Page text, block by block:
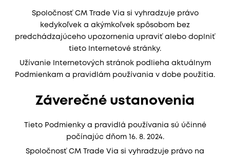
Spoločnosť CM Trade Via si vyhradzuje právo
kedykoľvek a akýmkoľvek spôsobom bez
predchádzajúceho upozornenia upraviť alebo doplniť
tieto Internetové stránky.
Užívanie Internetových stránok podlieha aktuálnym
Podmienkam a pravidlám používania v dobe použitia.
Záverečné ustanovenia
Tieto Podmienky a pravidlá používania sú účinné
počínajúc dňom 16. 8. 2024.
Spoločnosť CM Trade Via si vyhradzuje právo na